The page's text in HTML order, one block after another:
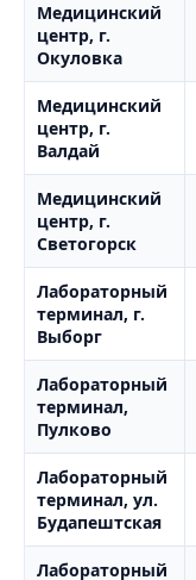
Медицинский
центр, г.
Окуловка
Медицинский
центр, г.
Валдай
Медицинский
центр, г.
Светогорск
Лабораторный
терминал, г.
Выборг
Лабораторный
терминал,
Пулково
Лабораторный
терминал, ул.
Будапештская
Лабораторный